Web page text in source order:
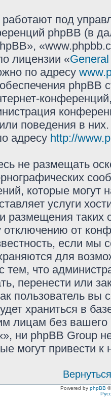
под
phpBB (в
лицензии «
по адресу
phpBB
поведения в
адресу http://
не размещать
которые могут
услуги
размещения таких
от
если мы
для
тем, что
перенести или
пользователь вы
храниться в
лицам без
ни phpBB Group
могут привести
Powered by phpBB